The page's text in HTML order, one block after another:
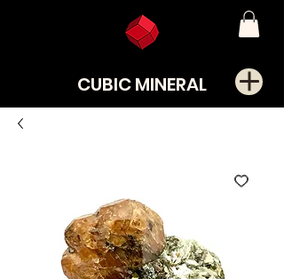
CUBIC MINERAL